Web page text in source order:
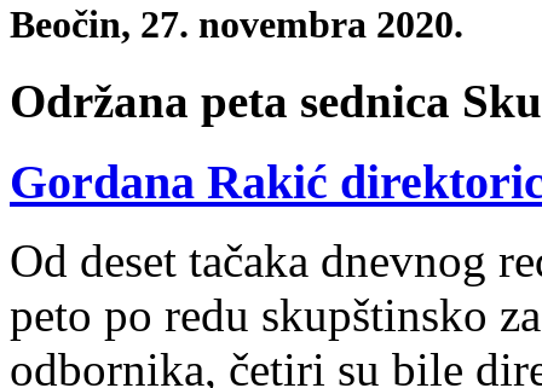
Beočin, 27. novembra 2020.
Održana peta sednica
Gordana Rakić
Od deset tačaka dnevnog
peto po redu skupštinsko
odbornika, četiri su bile